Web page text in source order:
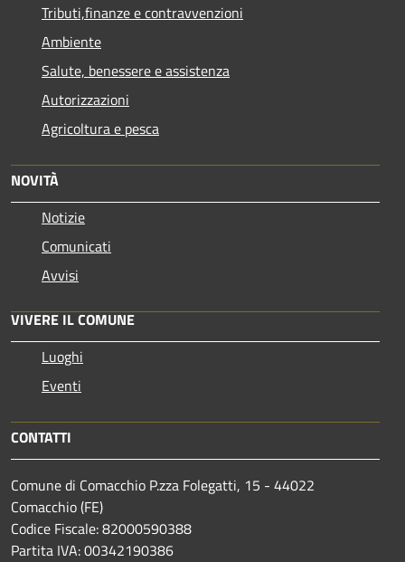
Tributi,finanze e contravvenzioni
Ambiente
Salute, benessere e assistenza
Autorizzazioni
Agricoltura e pesca
NOVITÀ
Notizie
Comunicati
Avvisi
VIVERE IL COMUNE
Luoghi
Eventi
CONTATTI
Comune di Comacchio P.zza Folegatti, 15 - 44022
Comacchio (FE)
Codice Fiscale: 82000590388
Partita IVA: 00342190386